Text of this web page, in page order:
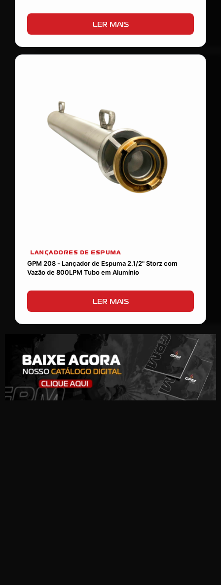
LER MAIS
LANÇADORES DE ESPUMA
GPM 208 - Lançador de Espuma 2.1/2" Storz com
Vazão de 800LPM Tubo em Alumínio
LER MAIS